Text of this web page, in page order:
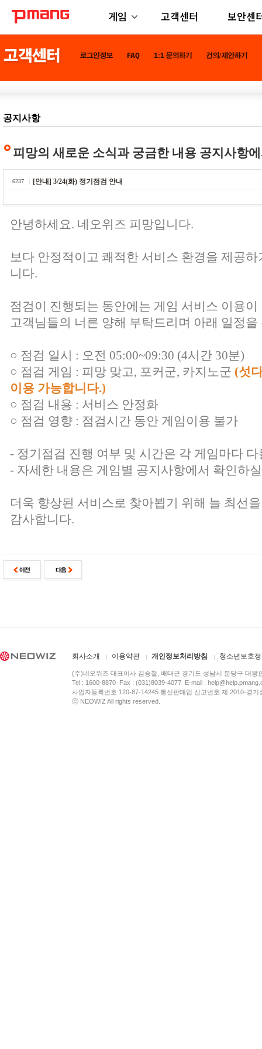
게임 고객센터 보안센
공지사항
피망의 새로운 소식과 궁금한 내용 공지사항
6237 [안내] 3/24(화) 정기점검 안내
안녕하세요. 네오위즈 피망입니다.
보다 안정적이고 쾌적한 서비스 환경을 제공
니다.
점검이 진행되는 동안에는 게임 서비스 이용
고객님들의 너른 양해 부탁드리며 아래 일정
○ 점검 일시 : 오전 05:00~09:30 (4시간 30분)
○ 점검 게임 : 피망 맞고, 포커군, 카지노군 (섯
이용 가능합니다.)
○ 점검 내용 : 서비스 안정화
○ 점검 영향 : 점검시간 동안 게임이용 불가
- 정기점검 진행 여부 및 시간은 각 게임마다
- 자세한 내용은 게임별 공지사항에서 확인하
더욱 향상된 서비스로 찾아뵙기 위해 늘 최선
감사합니다.
회사소개 이용약관 개인정보처리방침 청소년보호
(주)네오위즈 대표이사 김승철, 배태근 경기도 성남시 분당구 대왕
Tel : 1600-8870 Fax : (031)8039-4077 E-mail :
사업자등록번호 120-87-14245 통신판매업 신고번호 제 2010-경
ⓒ NEOWIZ All rights reserved.